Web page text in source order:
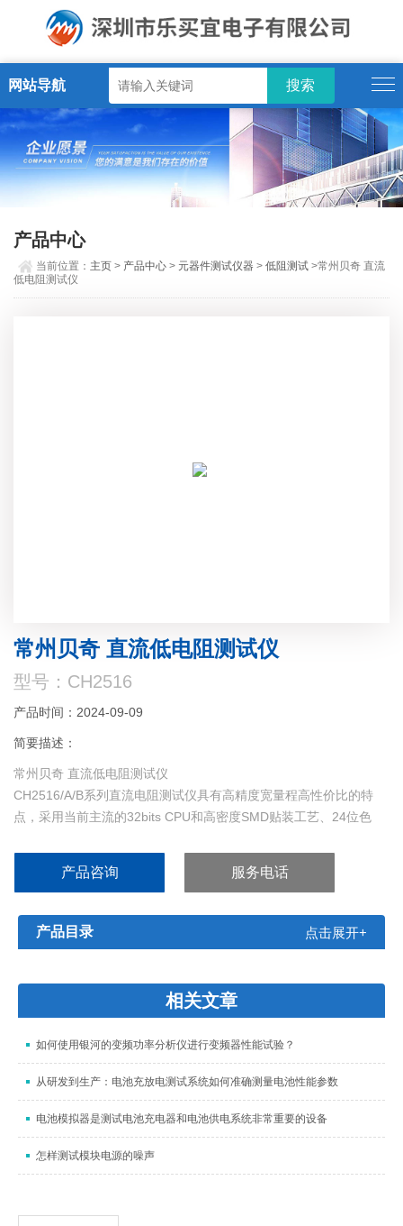
网站导航
产品中心
当前位置： 主页 > 产品中心 > 元器件测试仪器 >低阻测试 >常州贝奇 直流
低电阻测试仪
常州贝奇 直流低电阻测试仪
型号：CH2516
产品时间：2024-09-09
简要描述：
常州贝奇 直流低电阻测试仪
CH2516/A/B系列直流电阻测试仪具有高精度宽量程高性价比的特
点，采用当前主流的32bits CPU和高密度SMD贴装工艺、24位色
度可达20次/秒；测试精度可达0.05％
产品咨询 服务电话
产品目录 点击展开+
相关文章
如何使用银河的变频功率分析仪进行变频器性能试验？
从研发到生产：电池充放电测试系统如何准确测量电池性能参数
电池模拟器是测试电池充电器和电池供电系统非常重要的设备
怎样测试模块电源的噪声